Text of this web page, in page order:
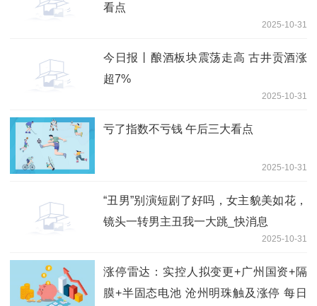
看点
2025-10-31
今日报丨酿酒板块震荡走高 古井贡酒涨
超7%
2025-10-31
亏了指数不亏钱 午后三大看点
2025-10-31
“丑男”别演短剧了好吗，女主貌美如花，
镜头一转男主丑我一大跳_快消息
2025-10-31
涨停雷达：实控人拟变更+广州国资+隔
膜+半固态电池 沧州明珠触及涨停 每日